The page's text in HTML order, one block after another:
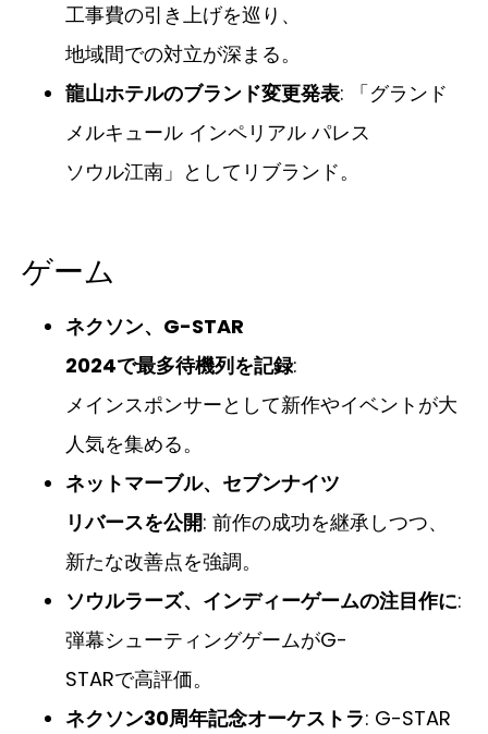
工事費の引き上げを巡り、
地域間での対立が深まる。
龍山ホテルのブランド変更発表: 「グランド
メルキュール インペリアル パレス
ソウル江南」としてリブランド。
ゲーム
ネクソン、G-STAR
2024で最多待機列を記録:
メインスポンサーとして新作やイベントが大
人気を集める。
ネットマーブル、セブンナイツ
リバースを公開: 前作の成功を継承しつつ、
新たな改善点を強調。
ソウルラーズ、インディーゲームの注目作に:
弾幕シューティングゲームがG-
STARで高評価。
ネクソン30周年記念オーケストラ: G-STAR